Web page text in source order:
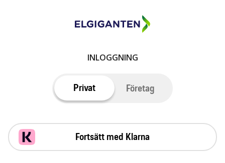
INLOGGNING
Privat Företag
Fortsätt med Klarna